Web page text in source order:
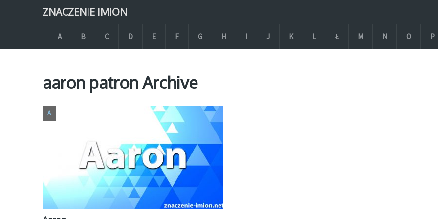
ZNACZENIE IMION
A B C D E F G H I J K L Ł M N O P
aaron patron Archive
A